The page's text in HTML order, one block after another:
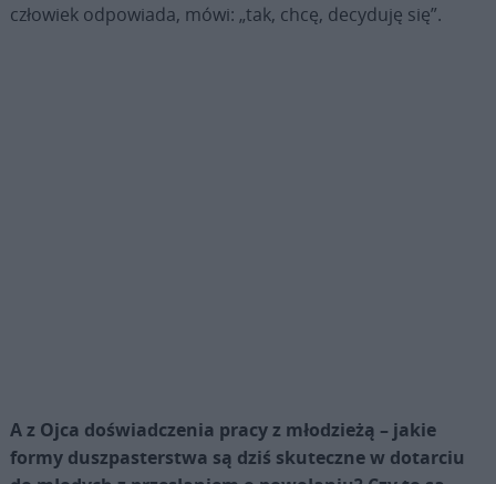
człowiek odpowiada, mówi: „tak, chcę, decyduję się”.
A z Ojca doświadczenia pracy z młodzieżą – jakie
formy duszpasterstwa są dziś skuteczne w dotarciu